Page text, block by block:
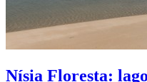
Nísia Floresta: